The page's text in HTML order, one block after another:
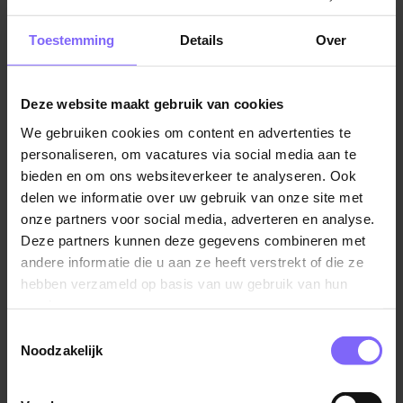
Toestemming Details Over
Deze website maakt gebruik van cookies
We gebruiken cookies om content en advertenties te
personaliseren, om vacatures via social media aan te
bieden en om ons websiteverkeer te analyseren. Ook
delen we informatie over uw gebruik van onze site met
onze partners voor social media, adverteren en analyse.
Deze partners kunnen deze gegevens combineren met
andere informatie die u aan ze heeft verstrekt of die ze
hebben verzameld op basis van uw gebruik van hun
Noodzakelijk
Vul hier je Skillsprofiel in
voor de ideale
vacaturematch!
Skillsprofiel